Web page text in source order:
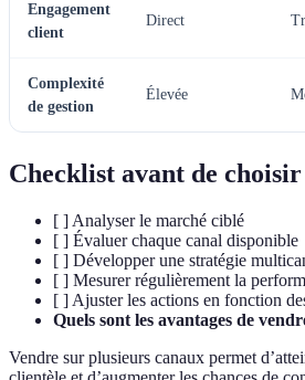
Engagement
client
Direct
Complexité
de gestion
Élevée
Checklist avant de
[ ] Analyser le marché ciblé
[ ] Évaluer chaque canal disponible
[ ] Développer une stratégie
[ ] Mesurer régulièrement la
[ ] Ajuster les actions en fonction
Quels sont les avantages de
Vendre sur plusieurs canaux permet